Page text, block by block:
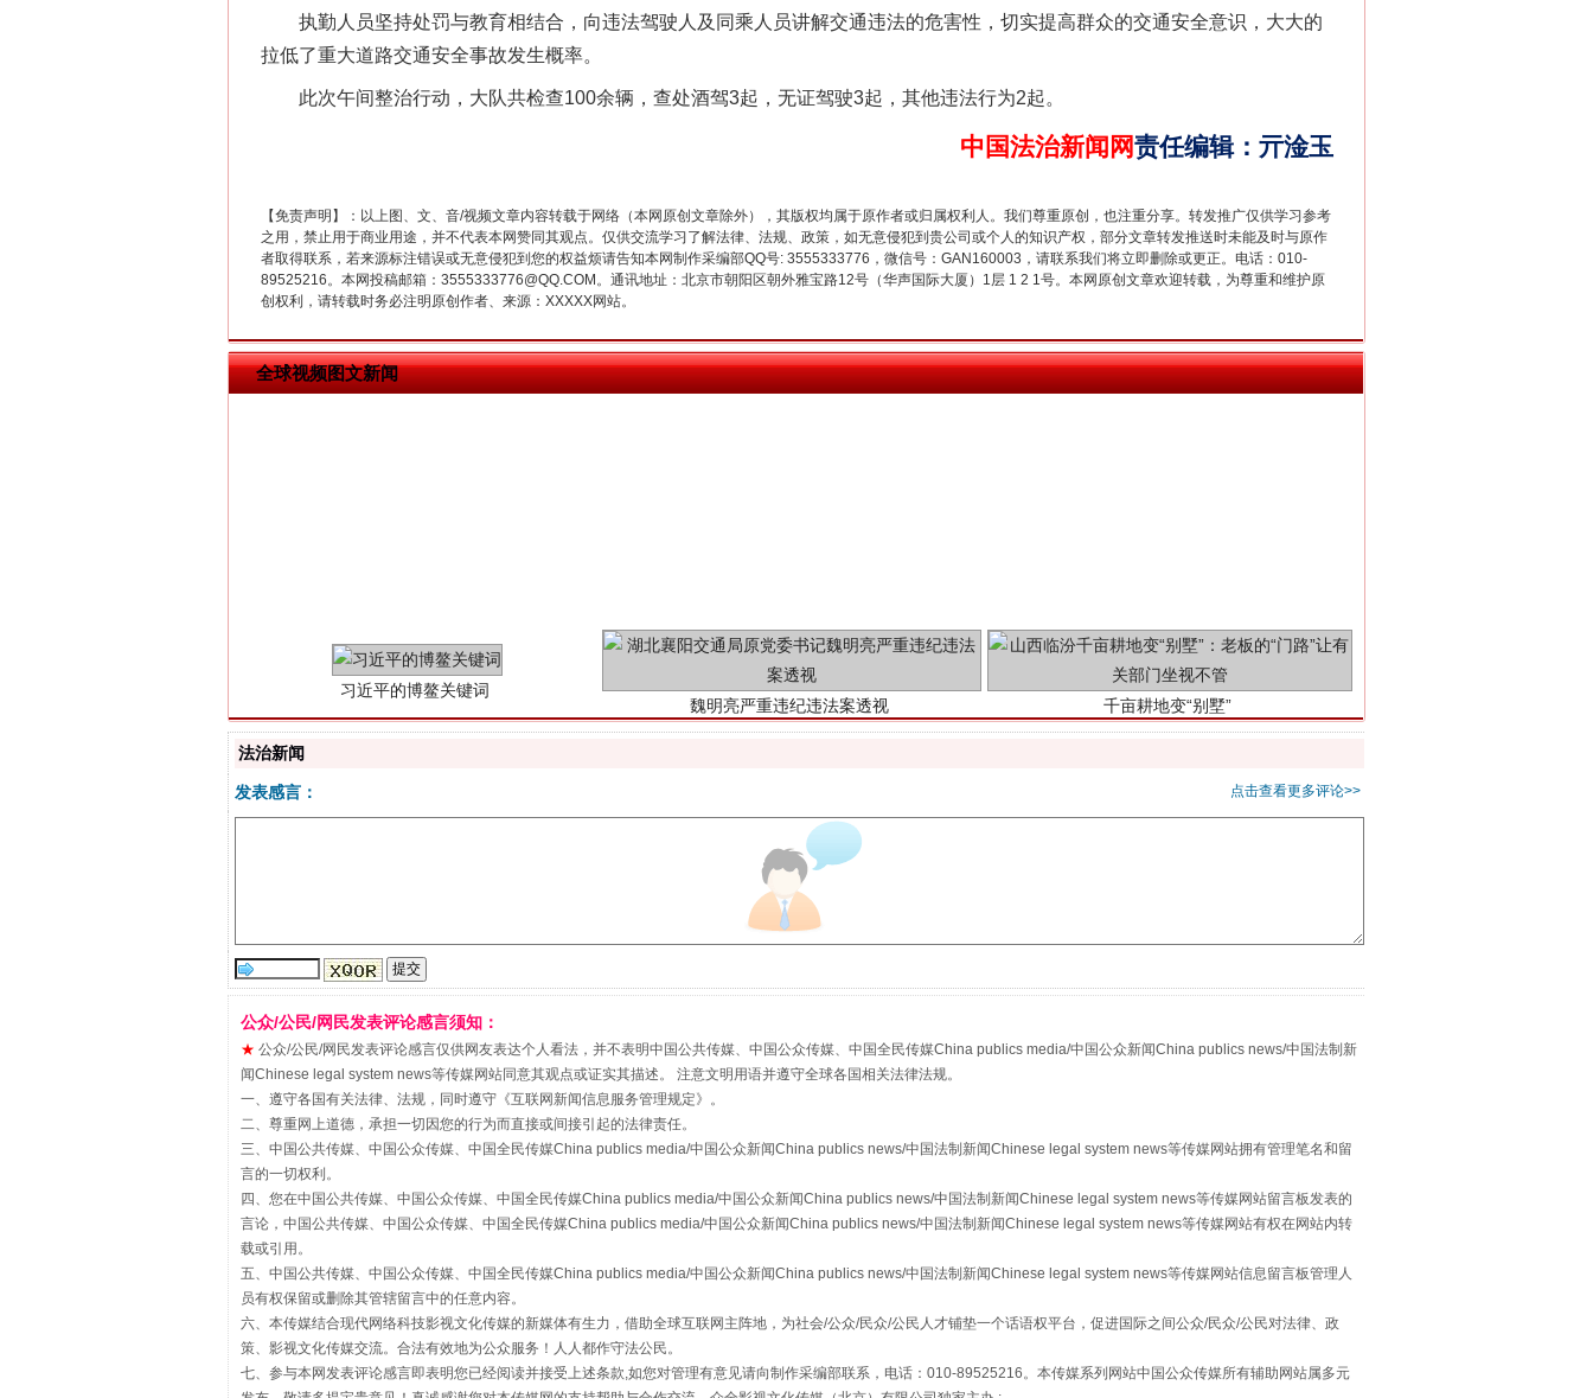
执勤人员坚持处罚与教育相结合，向违法驾驶人及同乘人员讲解交通违法的危害性，切实提高群众的交通安全意识，大大的
拉低了重大道路交通安全事故发生概率。
此次午间整治行动，大队共检查100余辆，查处酒驾3起，无证驾驶3起，其他违法行为2起。
中国法治新闻网责任编辑： 亓淦玉
【免责声明】：以上图、文、音/视频文章内容转载于网络（本网原创文章除外），其版权均属于原作者或归属权利人。我们尊重原创，也注重分享。转发推广仅供学习参考
之用，禁止用于商业用途，并不代表本网赞同其观点。仅供交流学习了解法律、法规、政策，如无意侵犯到贵公司或个人的知识产权，部分文章转发推送时未能及时与原作
者取得联系，若来源标注错误或无意侵犯到您的权益烦请告知本网制作采编部QQ号: 3555333776，微信号：GAN160003，请联系我们将立即删除或更正。电话：010-
89525216。本网投稿邮箱：3555333776@QQ.COM。通讯地址：北京市朝阳区朝外雅宝路12号（华声国际大厦）1层 1 2 1号。本网原创文章欢迎转载，为尊重和维护原
创权利，请转载时务必注明原创作者、来源：XXXXX网站。
全球视频图文新闻
在谋一域中谋全局
今年投资意愿榜揭晓 新中国诞生的见证
生物安全法正式实施
揭批美国五大"原罪" "炒鞋教程"里的骗局 习近平的“航天情”
法治新闻
点击查看更多评论>>
发表感言：
公众/公民/网民发表评论感言须知：
★ 公众/公民/网民发表评论感言仅供网友表达个人看法，并不表明中国公共传媒、中国公众传媒、中国全民传媒China publics media/中国公众新闻China publics news/中国法制新
闻Chinese legal system news等传媒网站同意其观点或证实其描述。 注意文明用语并遵守全球各国相关法律法规。
一、遵守各国有关法律、法规，同时遵守《互联网新闻信息服务管理规定》。
二、尊重网上道德，承担一切因您的行为而直接或间接引起的法律责任。
三、中国公共传媒、中国公众传媒、中国全民传媒China publics media/中国公众新闻China publics news/中国法制新闻Chinese legal system news等传媒网站拥有管理笔名和留
言的一切权利。
四、您在中国公共传媒、中国公众传媒、中国全民传媒China publics media/中国公众新闻China publics news/中国法制新闻Chinese legal system news等传媒网站留言板发表的
言论，中国公共传媒、中国公众传媒、中国全民传媒China publics media/中国公众新闻China publics news/中国法制新闻Chinese legal system news等传媒网站有权在网站内转
载或引用。
五、中国公共传媒、中国公众传媒、中国全民传媒China publics media/中国公众新闻China publics news/中国法制新闻Chinese legal system news等传媒网站信息留言板管理人
员有权保留或删除其管辖留言中的任意内容。
六、本传媒结合现代网络科技影视文化传媒的新媒体有生力，借助全球互联网主阵地，为社会/公众/民众/公民人才铺垫一个话语权平台，促进国际之间公众/民众/公民对法律、政
策、影视文化传媒交流。合法有效地为公众服务！人人都作守法公民。
七、参与本网发表评论感言即表明您已经阅读并接受上述条款,如您对管理有意见请向制作采编部联系，电话：010-89525216。本传媒系列网站中国公众传媒所有辅助网站属多元